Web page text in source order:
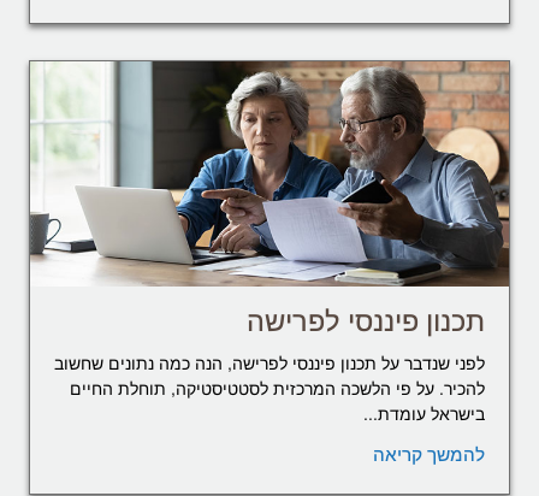
תכנון פיננסי לפרישה
לפני שנדבר על תכנון פיננסי לפרישה, הנה כמה נתונים שחשוב
להכיר. על פי הלשכה המרכזית לסטטיסטיקה, תוחלת החיים
בישראל עומדת...
להמשך קריאה